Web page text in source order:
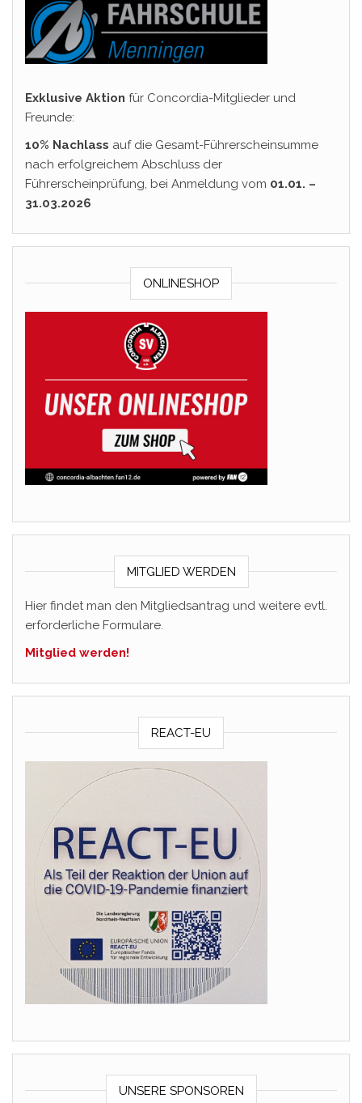
Exklusive Aktion für Concordia-Mitglieder und
Freunde:
10% Nachlass auf die Gesamt-Führerscheinsumme
nach erfolgreichem Abschluss der
Führerscheinprüfung, bei Anmeldung vom 01.01. –
31.03.2026
ONLINESHOP
MITGLIED WERDEN
Hier findet man den Mitgliedsantrag und weitere evtl.
erforderliche Formulare.
Mitglied werden!
REACT-EU
UNSERE SPONSOREN